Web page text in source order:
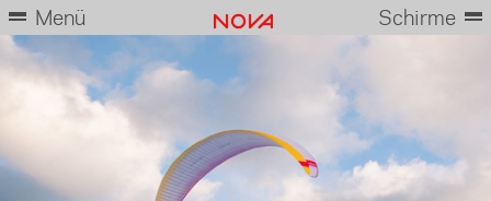
Menü Schirme